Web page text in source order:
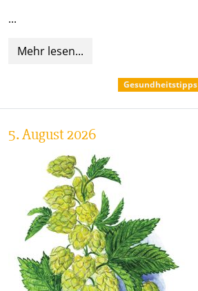
...
Mehr lesen...
Gesundheitstipps
5. August 2026